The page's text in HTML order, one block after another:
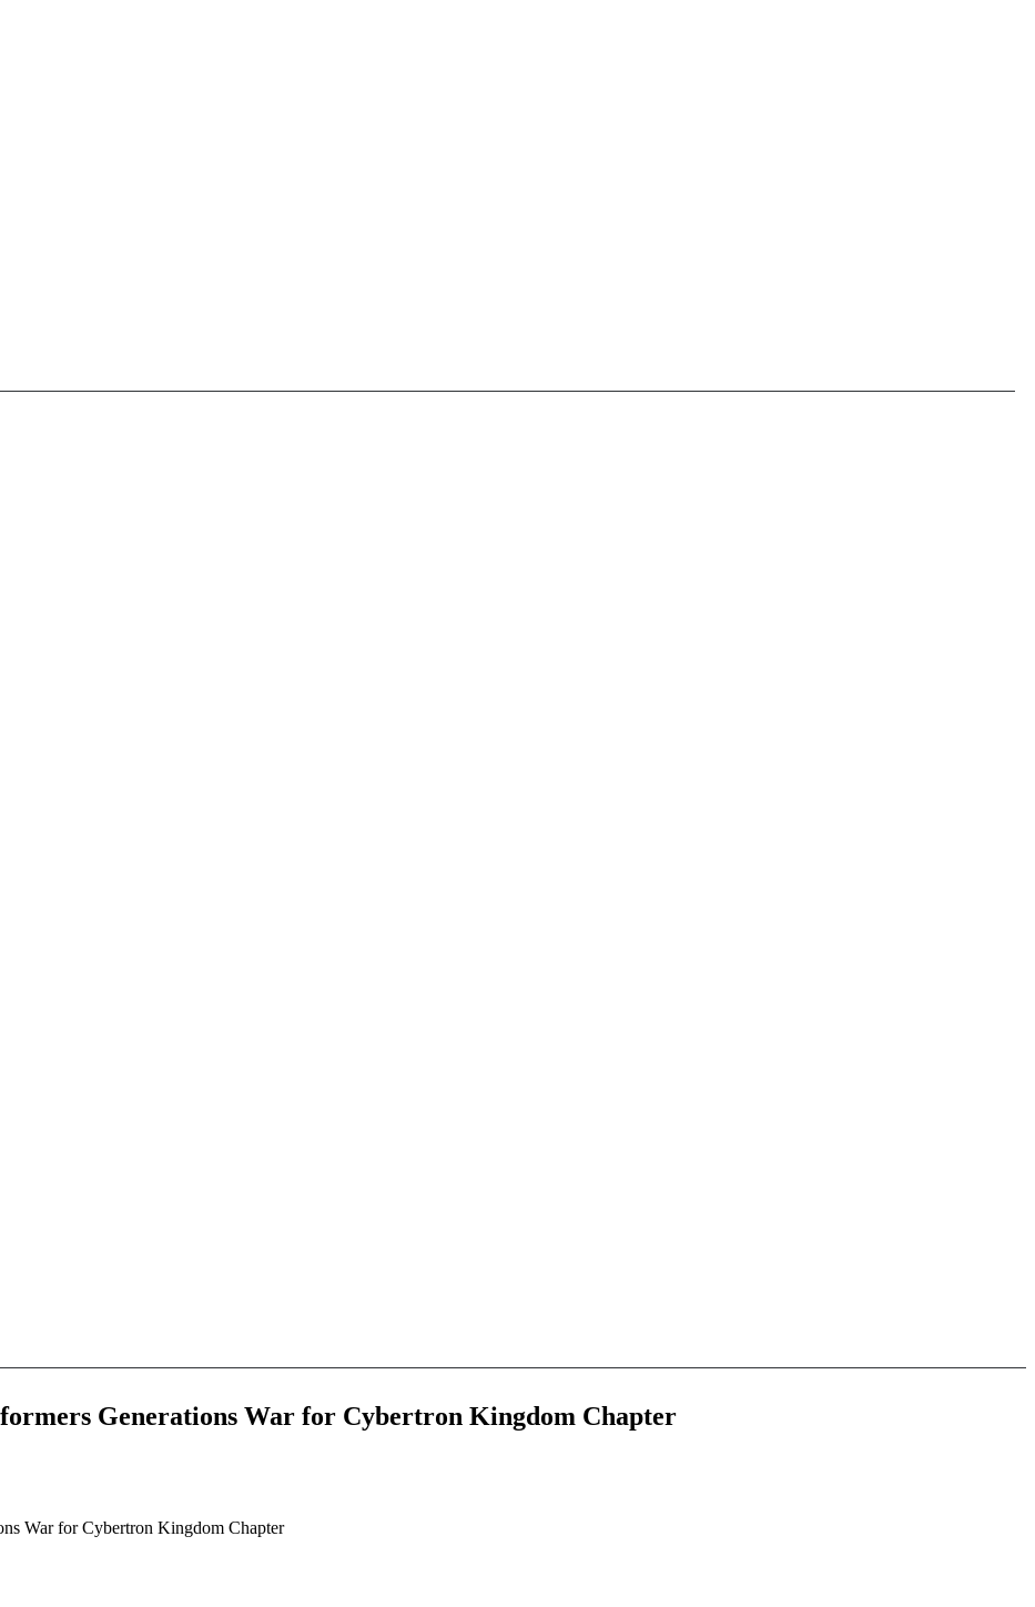
Generations War for Cybertron Kingdom Chapter
War for Cybertron Kingdom Chapter